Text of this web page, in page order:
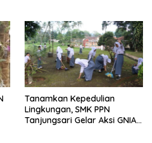
Tanamkan Kepedulian
Lingkungan, SMK PPN
Tanjungsari Gelar Aksi GNIA